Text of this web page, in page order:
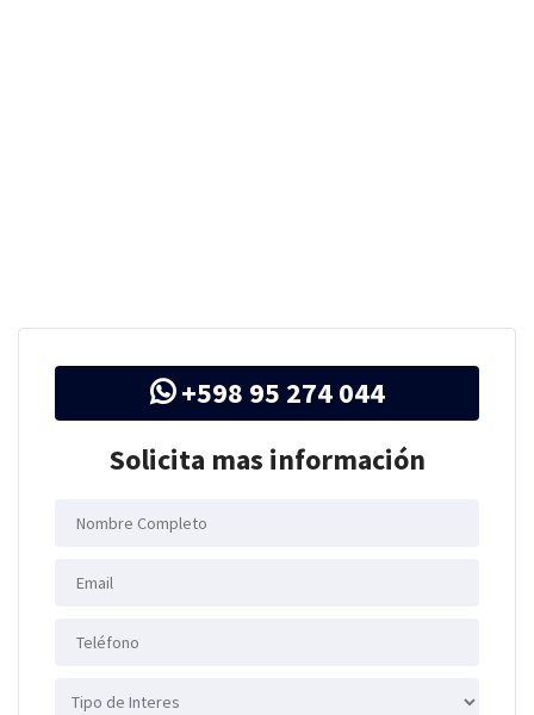
+598 95 274 044
Solicita mas información